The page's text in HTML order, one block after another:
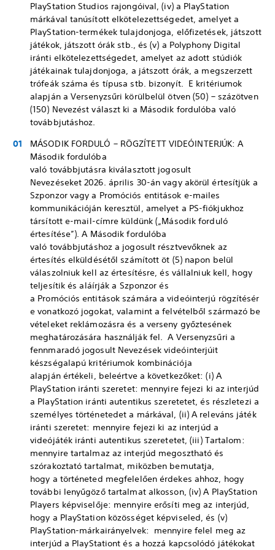
PlayStation Studios rajongóival, (iv) a PlayStation
márkával tanúsított elkötelezettségedet, amelyet a
PlayStation-termékek tulajdonjoga, előfizetések, játszott
játékok, játszott órák stb., és (v) a Polyphony Digital
iránti elkötelezettségedet, amelyet az adott stúdiók
játékainak tulajdonjoga, a játszott órák, a megszerzett
trófeák száma és típusa stb. bizonyít. E kritériumok
alapján a Versenyzsűri körülbelül ötven (50) – százötven
(150) Nevezést választ ki a Második fordulóba való
továbbjutáshoz.
MÁSODIK FORDULÓ – RÖGZÍTETT VIDEÓINTERJÚK: A
Második fordulóba
való továbbjutásra kiválasztott jogosult
Nevezéseket 2026. április 30-án vagy akörül értesítjük a
Szponzor vagy a Promóciós entitások e-mailes
kommunikációján keresztül, amelyet a PS-fiókjukhoz
társított e-mail-címre küldünk („Második forduló
értesítése”). A Második fordulóba
való továbbjutáshoz a jogosult résztvevőknek az
értesítés elküldésétől számított öt (5) napon belül
válaszolniuk kell az értesítésre, és vállalniuk kell, hogy
teljesítik és aláírják a Szponzor és
a Promóciós entitások számára a videóinterjú rögzítésér
e vonatkozó jogokat, valamint a felvételből származó be
vételeket reklámozásra és a verseny győztesének
meghatározására használják fel. A Versenyzsűri a
fennmaradó jogosult Nevezések videóinterjúit
készségalapú kritériumok kombinációja
alapján értékeli, beleértve a következőket: (i) A
PlayStation iránti szeretet: mennyire fejezi ki az interjúd
a PlayStation iránti autentikus szeretetet, és részletezi a
személyes történetedet a márkával, (ii) A releváns játék
iránti szeretet: mennyire fejezi ki az interjúd a
videójáték iránti autentikus szeretetet, (iii) Tartalom:
mennyire tartalmaz az interjúd megosztható és
szórakoztató tartalmat, miközben bemutatja,
hogy a történeted megfelelően érdekes ahhoz, hogy
további lenyűgöző tartalmat alkosson, (iv) A PlayStation
Players képviselője: mennyire erősíti meg az interjúd,
hogy a PlayStation közösséget képviseled, és (v)
PlayStation-márkairányelvek: mennyire felel meg az
interjúd a PlayStationt és a hozzá kapcsolódó játékokat